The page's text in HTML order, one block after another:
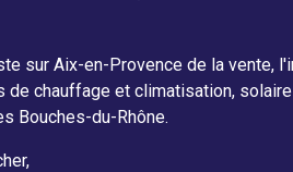
sur Aix-en-Provence de la vente,
de chauffage et climatisation,
Bouches-du-Rhône.